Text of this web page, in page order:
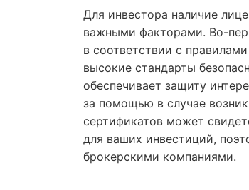
Для инвестора наличие
важными факторами. Во-
в соответствии с
высокие стандарты
обеспечивает защиту
за помощью в случае
сертификатов может
для ваших инвестиций,
брокерскими компаниями.